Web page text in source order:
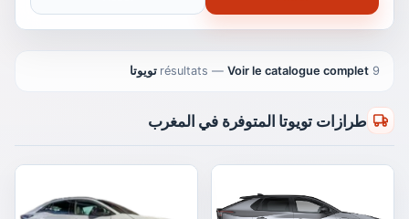
9 résultats
— Voir le catalogue complet تويوتا
طرازات تويوتا المتوفرة في المغرب